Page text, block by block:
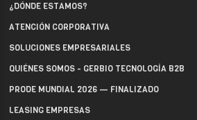
¿DÓNDE ESTAMOS?
ATENCIÓN CORPORATIVA
SOLUCIONES EMPRESARIALES
QUIÉNES SOMOS - GERBIO TECNOLOGÍA B2B
PRODE MUNDIAL 2026 — FINALIZADO
LEASING EMPRESAS